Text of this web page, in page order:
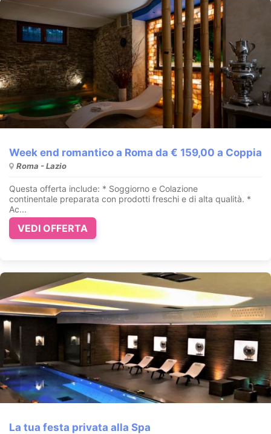
Week end romantico a Roma da € 159,00 a Coppia
Roma - Lazio
Questa offerta include: * Soggiorno e Colazione
continentale preparata con prodotti freschi e di alta qualità. *
Ac...
VEDI OFFERTA
La tua festa privata alla Spa